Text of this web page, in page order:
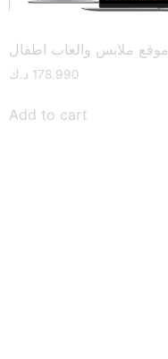
موقع ملابس والعاب اطفال
178.990 د.ك
Add to cart